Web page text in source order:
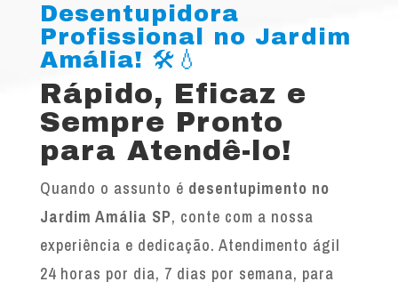
Desentupidora
Profissional no Jardim
Amália! 🛠️💧
Rápido, Eficaz e
Sempre Pronto
para Atendê-lo!
Quando o assunto é desentupimento no
Jardim Amália SP, conte com a nossa
experiência e dedicação. Atendimento ágil
24 horas por dia, 7 dias por semana, para